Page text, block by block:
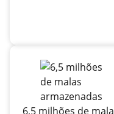
6,5 milhões de